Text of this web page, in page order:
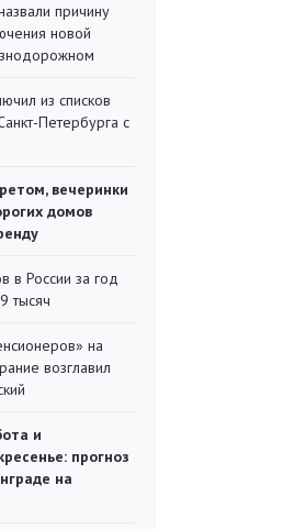
причину
новой
из списков
Петербурга с
вечеринки
домов
в России за год
тысяч
на
возглавил
и
прогноз
на